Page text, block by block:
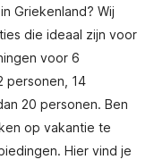
Griekenland? Wij
die ideaal zijn voor
voor 6
personen, 14
20 personen. Ben
op vakantie te
Hier vind je